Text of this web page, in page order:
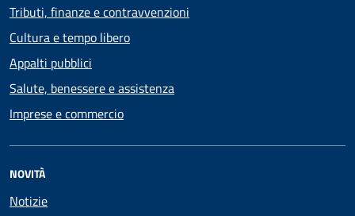
Tributi, finanze e contravvenzioni
Cultura e tempo libero
Appalti pubblici
Salute, benessere e assistenza
Imprese e commercio
NOVITÀ
Notizie